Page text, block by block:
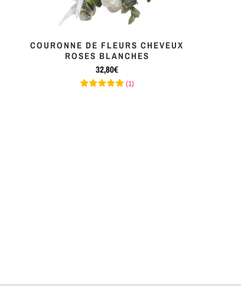
COURONNE DE FLEURS CHEVEUX
ROSES BLANCHES
32,80€
(1)